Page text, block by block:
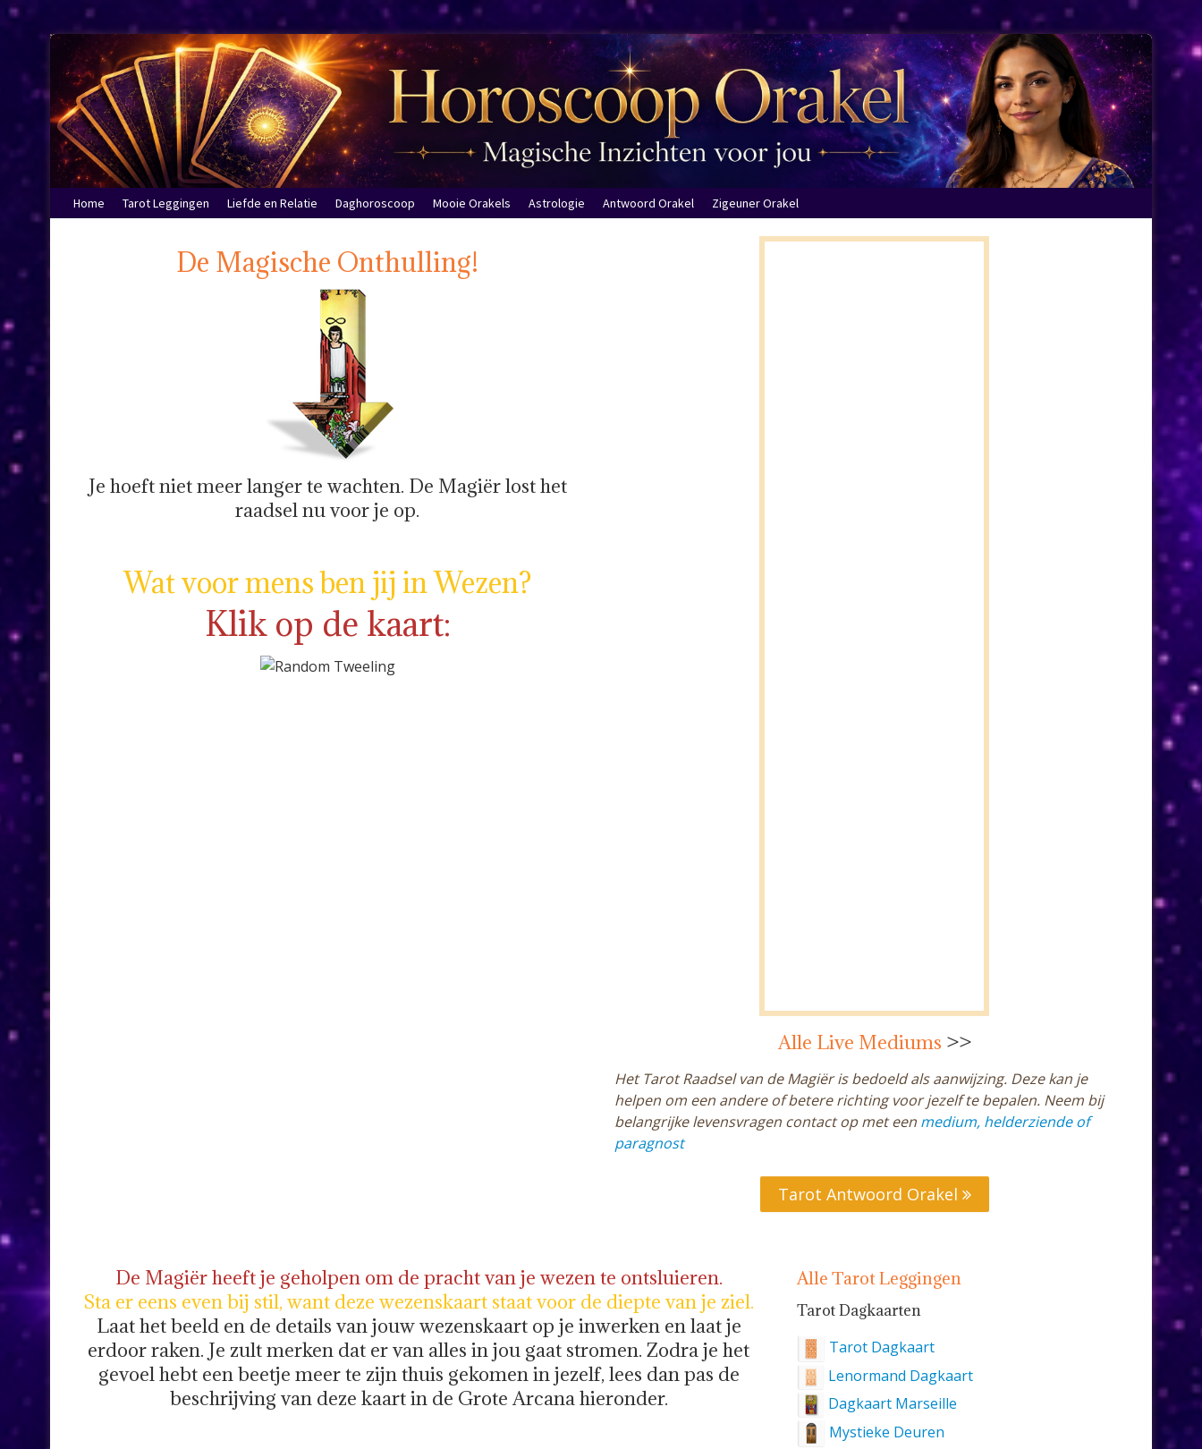
Home Tarot Leggingen Liefde en Relatie Daghoroscoop Mooie Orakels Astrologie Antwoord Orakel Zigeuner Orakel
De Magische Onthulling!
Je hoeft niet meer langer te wachten. De Magiër lost het
raadsel nu voor je op.
Wat voor mens ben jij in Wezen?
Klik op de kaart:
Alle Live Mediums >>
Het Tarot Raadsel van de Magiër is bedoeld als aanwijzing. Deze kan je
helpen om een andere of betere richting voor jezelf te bepalen. Neem bij
belangrijke levensvragen contact op met een medium, helderziende of
paragnost
Tarot Antwoord Orakel
De Magiër heeft je geholpen om de pracht van je wezen te ontsluieren.
Sta er eens even bij stil, want deze wezenskaart staat voor de diepte van je ziel.
Laat het beeld en de details van jouw wezenskaart op je inwerken en laat je
erdoor raken. Je zult merken dat er van alles in jou gaat stromen. Zodra je het
gevoel hebt een beetje meer te zijn thuis gekomen in jezelf, lees dan pas de
beschrijving van deze kaart in de Grote Arcana hieronder.
Alle Tarot Leggingen
Tarot Dagkaarten
Tarot Dagkaart
Lenormand Dagkaart
Dagkaart Marseille
Mystieke Deuren